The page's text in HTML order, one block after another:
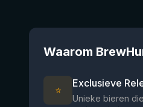
Waarom
⭐
Exclusieve
Unieke bieren